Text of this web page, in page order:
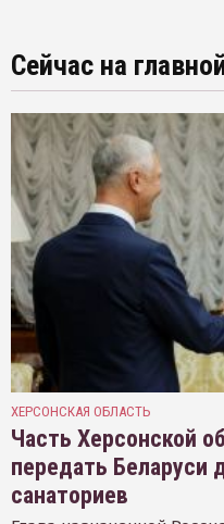
Сейчас на
ХЕРСОНСКАЯ ОБЛАСТЬ
Часть Херсонской
передать Беларуси
санаториев